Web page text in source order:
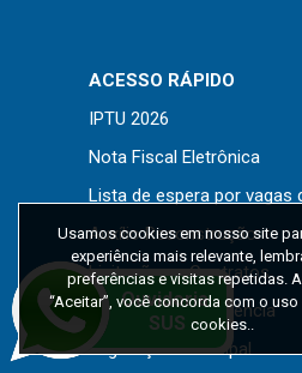
Usamos cookies em nosso site
experiência mais relevante,
preferências e visitas repetidas.
“Aceitar”, você concorda com o uso
cookies..
ACESSO RÁPIDO
IPTU 2026
Nota Fiscal Eletrônica
Lista de espera por vagas
Auxílio Reconstrução
Licitações e Contratos
Portal da Transparência
Legislação Municipal